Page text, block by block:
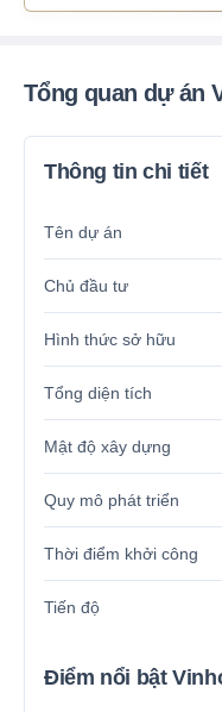
Tổng quan dự án
Thông tin chi tiết
Tên dự án
Chủ đầu tư
Hình thức sở hữu
Tổng diện tích
Mật độ xây dựng
Quy mô phát triển
Thời điểm khởi công
Tiến độ
Điểm nổi bật